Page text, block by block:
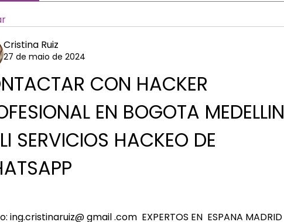
Cristina Ruiz
27 de maio de 2024
CON HACKER
EN BOGOTA MEDELLIN
SERVICIOS HACKEO DE
ing.cristinaruiz@ gmail .com  EXPERTOS EN  ESPANA MADRID